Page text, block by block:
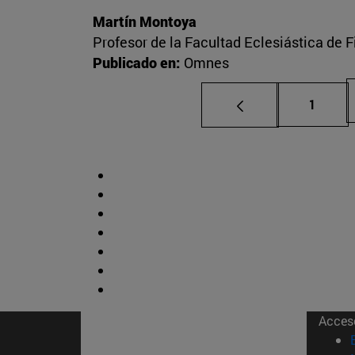
Martín Montoya
Profesor de la Facultad Eclesiástica de
Publicado en: Omnes
Página
1